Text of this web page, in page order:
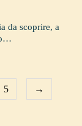
da scoprire, a
5 →